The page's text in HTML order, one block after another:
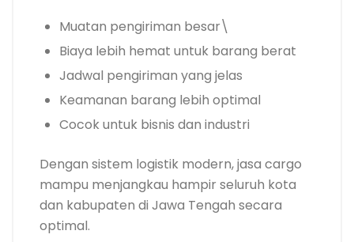
Muatan pengiriman besar\
Biaya lebih hemat untuk barang berat
Jadwal pengiriman yang jelas
Keamanan barang lebih optimal
Cocok untuk bisnis dan industri
Dengan sistem logistik modern, jasa cargo
mampu menjangkau hampir seluruh kota
dan kabupaten di Jawa Tengah secara
optimal.